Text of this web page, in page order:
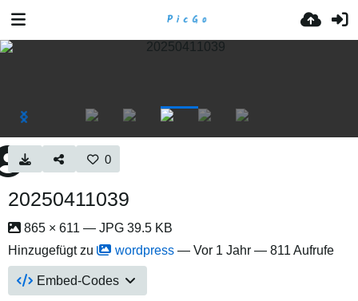
0
20250411039
865 × 611 — JPG 39.5 KB
Hinzugefügt zu
wordpress — Vor 1 Jahr — 811 Aufrufe
Embed-Codes